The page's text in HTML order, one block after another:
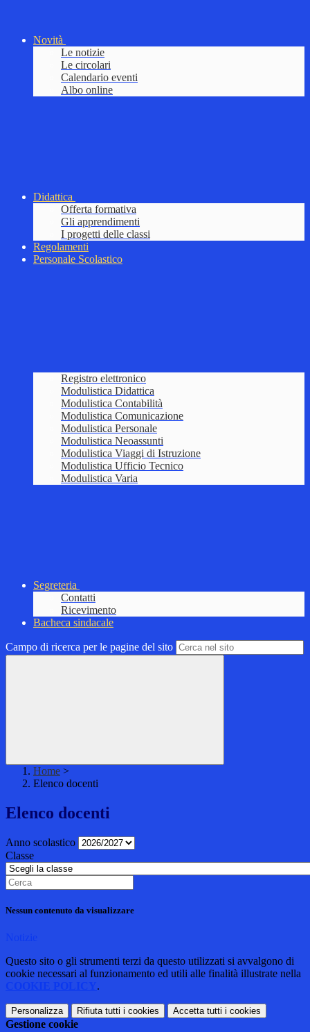
Novità
Le notizie
Le circolari
Calendario eventi
Albo online
Didattica
Offerta formativa
Gli apprendimenti
I progetti delle classi
Regolamenti
Personale Scolastico
Registro elettronico
Modulistica Didattica
Modulistica Contabilità
Modulistica Comunicazione
Modulistica Personale
Modulistica Neoassunti
Modulistica Viaggi di Istruzione
Modulistica Ufficio Tecnico
Modulistica Varia
Segreteria
Contatti
Ricevimento
Bacheca sindacale
Campo di ricerca per le pagine del sito
Home >
Elenco docenti
Elenco docenti
Anno scolastico
Classe
Nessun contenuto da visualizzare
Notizie
Questo sito o gli strumenti terzi da questo utilizzati si avvalgono di
cookie necessari al funzionamento ed utili alle finalità illustrate nella
COOKIE POLICY .
Personalizza Rifiuta tutti i cookies Accetta tutti i cookies
Gestione cookie